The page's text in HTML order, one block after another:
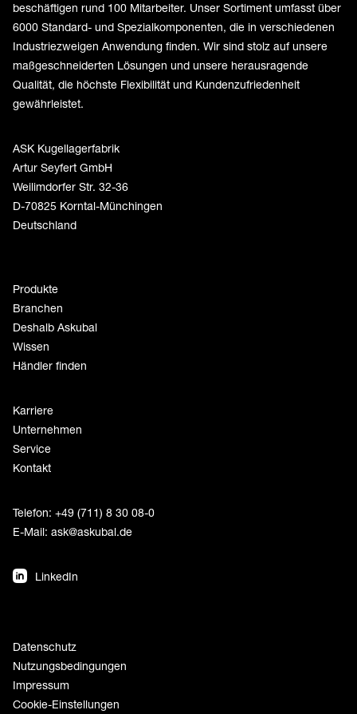
beschäftigen rund 100 Mitarbeiter. Unser Sortiment umfasst über
6000 Standard- und Spezialkomponenten, die in verschiedenen
Industriezweigen Anwendung finden. Wir sind stolz auf unsere
maßgeschneiderten Lösungen und unsere herausragende
Qualität, die höchste Flexibilität und Kundenzufriedenheit
gewährleistet.
ASK Kugellagerfabrik
Artur Seyfert GmbH
Weilimdorfer Str. 32-36
D-70825 Korntal-Münchingen
Deutschland
Produkte
Branchen
Deshalb Askubal
Wissen
Händler finden
Karriere
Unternehmen
Service
Kontakt
Telefon: +49 (711) 8 30 08-0
E-Mail: ask@askubal.de
LinkedIn
Datenschutz
Nutzungsbedingungen
Impressum
Cookie-Einstellungen